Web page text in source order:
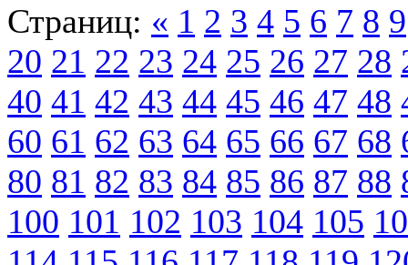
Страниц: « 1 2 3 4 5 6 7 8 9
20 21 22 23 24 25 26 27 28
40 41 42 43 44 45 46 47 48
60 61 62 63 64 65 66 67 68
80 81 82 83 84 85 86 87 88
100 101 102 103 104 105